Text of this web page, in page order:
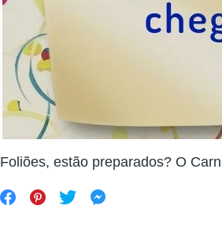
Foliões, estão preparados? O